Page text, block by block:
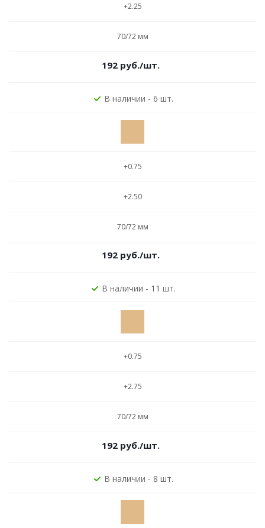
+2.25
70/72 мм
192руб./шт.
В наличии - 6 шт.
+0.75
+2.50
70/72 мм
192руб./шт.
В наличии - 11 шт.
+0.75
+2.75
70/72 мм
192руб./шт.
В наличии - 8 шт.